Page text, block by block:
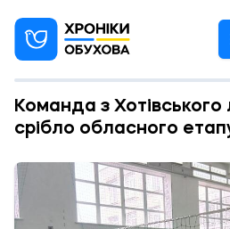
Команда з
срібло обласного